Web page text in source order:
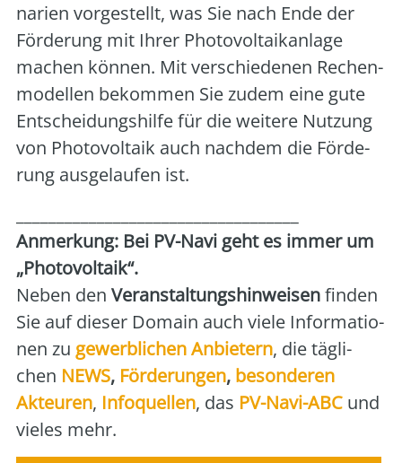
na­ri­en vor­ge­stellt, was Sie nach Ende der
För­de­rung mit Ihrer Pho­to­vol­ta­ik­an­la­ge
machen kön­nen. Mit ver­schie­de­nen Rechen­
mo­del­len bekom­men Sie zudem eine gute
Ent­schei­dungs­hil­fe für die wei­te­re Nut­zung
von Pho­to­vol­ta­ik auch nach­dem die För­de­
rung aus­ge­lau­fen ist.
Anmer­kung: Bei PV-Navi geht es immer um
„Pho­to­vol­ta­ik“.
Neben den Ver­an­stal­tungs­hin­wei­senfin­den
Sie auf die­ser Domain auch vie­le Infor­ma­tio­
nen zu gewerb­li­chen Anbie­tern, die täg­li­
chen NEWS, För­de­run­gen, beson­de­ren
Akteu­ren, Info­quel­len, das PV-Navi-ABC und
vie­les mehr.